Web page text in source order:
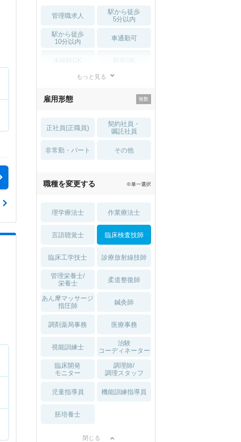
管理職求人
駅から徒歩
5分以内
駅から徒歩
10分以内
車通勤可
住宅手当・補助
土日祝休 無資格 OK
積極採用中 WEB面接OK
もっと見る
雇用形態
正社員(正職員)
契約社員・
嘱託社員
非常勤・パート その他
職種を変更する ※単一選択
理学療法士 作業療法士
言語聴覚士 臨床検査技師
臨床工学技士 診療放射線技師
管理栄養士/
栄養士
柔道整復師
あん摩マッサージ
指圧師
鍼灸師
調剤薬局事務 医療事務
視能訓練士
治験
コーディネーター
臨床開発
モニター
調理師/
調理スタッフ
児童指導員 機能訓練指導員
胚培養士
閉じる